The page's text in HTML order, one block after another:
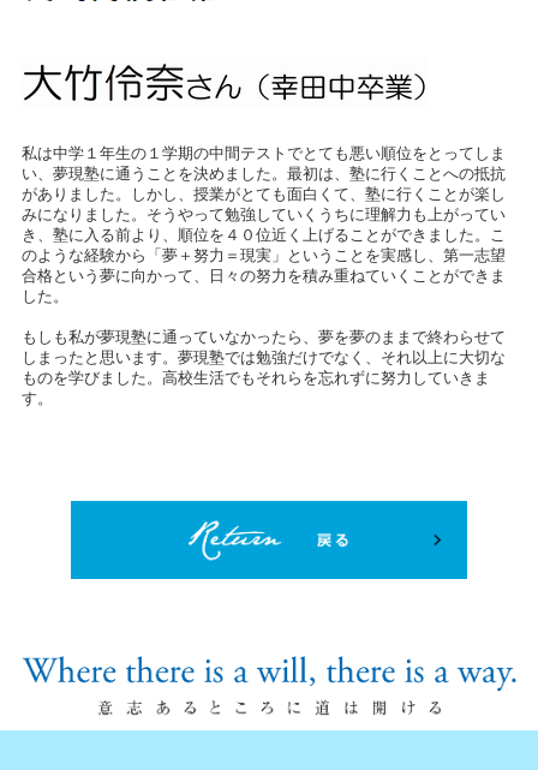
私は中学１年生の１学期の中間テストでとても悪い順位をとってしま
い、夢現塾に通うことを決めました。最初は、塾に行くことへの抵抗
がありました。しかし、授業がとても面白くて、塾に行くことが楽し
みになりました。そうやって勉強していくうちに理解力も上がってい
き、塾に入る前より、順位を４０位近く上げることができました。こ
のような経験から「夢＋努力＝現実」ということを実感し、第一志望
合格という夢に向かって、日々の努力を積み重ねていくことができま
した。
もしも私が夢現塾に通っていなかったら、夢を夢のままで終わらせて
しまったと思います。夢現塾では勉強だけでなく、それ以上に大切な
ものを学びました。高校生活でもそれらを忘れずに努力していきま
す。